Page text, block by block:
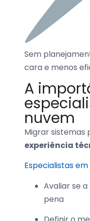
Sem
cara e menos
A
nuvem
Migrar sistemas
experiência
Especialistas
Avaliar se
pena